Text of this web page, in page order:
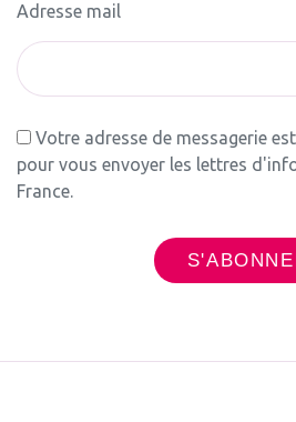
Adresse mail
Votre adresse de messagerie
pour vous envoyer les lettres
France.